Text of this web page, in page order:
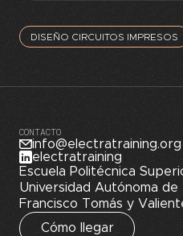
DISEÑO CIRCUITOS IMPRESOS
CONTACTO
info@electratraining.org
electratraining
Escuela Politécnica
Universidad Autónoma de
Francisco Tomás y
Cómo llegar